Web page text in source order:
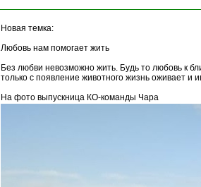
Новая темка:
Любовь нам помогает жить
Без любви невозможно жить. Будь то любовь к
только с появление животного жизнь оживает
На фото выпускница КО-команды Чара